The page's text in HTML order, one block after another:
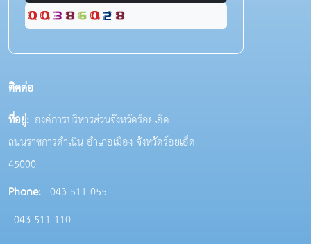
ติดต่อ
ที่อยู่: องค์การบริหารส่วนจังหวัดร้อยเอ็ด
ถนนราชการดำเนิน อำเภอเมือง จังหวัดร้อยเอ็ด
45000
Phone: 043 511 055
043 511 110